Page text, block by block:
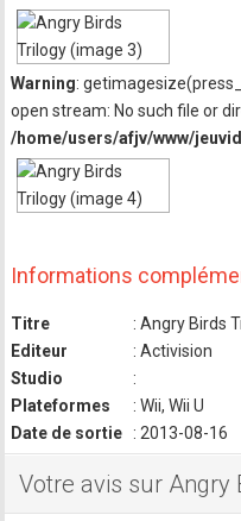
Warning:
open stream: No such file or
/home/users/afjv/www/
Informations
Titre
: Angry Birds
Editeur
: Activision
Studio
:
Plateformes
: Wii, Wii U
Date de sortie
: 2013-08-16
Votre avis sur Angry